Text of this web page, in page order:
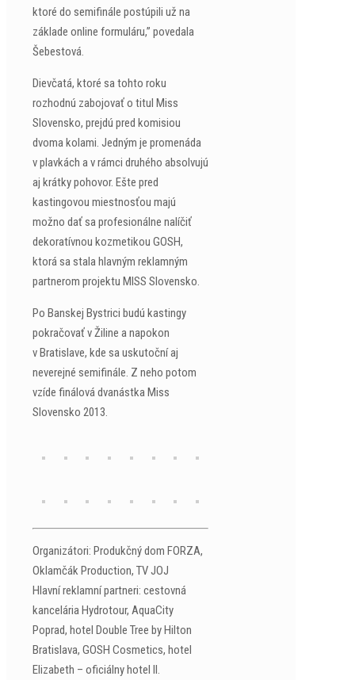
ktoré do semifinále postúpili už na
základe online formuláru,” povedala
Šebestová.
Dievčatá, ktoré sa tohto roku
rozhodnú zabojovať o titul Miss
Slovensko, prejdú pred komisiou
dvoma kolami. Jedným je promenáda
v plavkách a v rámci druhého absolvujú
aj krátky pohovor. Ešte pred
kastingovou miestnosťou majú
možno dať sa profesionálne nalíčiť
dekoratívnou kozmetikou GOSH,
ktorá sa stala hlavným reklamným
partnerom projektu MISS Slovensko.
Po Banskej Bystrici budú kastingy
pokračovať v Žiline a napokon
v Bratislave, kde sa uskutoční aj
neverejné semifinále. Z neho potom
vzíde finálová dvanástka Miss
Slovensko 2013.
Organizátori: Produkčný dom FORZA,
Oklamčák Production, TV JOJ
Hlavní reklamní partneri: cestovná
kancelária Hydrotour, AquaCity
Poprad, hotel Double Tree by Hilton
Bratislava, GOSH Cosmetics, hotel
Elizabeth – oficiálny hotel II.